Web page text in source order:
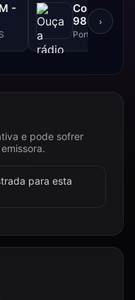
-
98.3 FM
Porto Alegre,
›
e pode sofrer
para esta